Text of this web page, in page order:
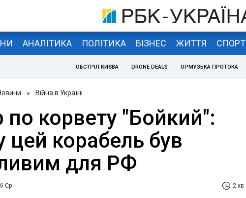
АНАЛІТИКА ПОЛІТИКА БІЗНЕС ЖИТТЯ СПОРТ
ОБСТРІЛ КИЄВА DRONE DEALS ОРМУЗЬКА ПРОТОКА
» Війна в Україні
по корвету "Бойкий":
цей корабель був
для РФ
Ср 2 хв